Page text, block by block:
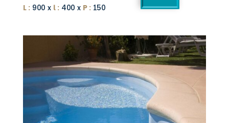
L :900 x l :400 x P :150